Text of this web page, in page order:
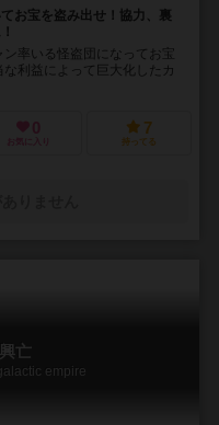
お宝を盗み出せ！協力、裏
率いる怪盗団になってお宝
利益によって巨大化したカ
0
お気に入り
7
持ってる
亡
empire